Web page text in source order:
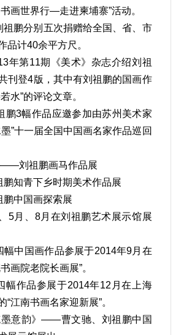
画世界行—走进柬埔寨”活动。
祖鹏分别五次捐赠给全国、省、市
品计40余平方尺。
年第11期《美术》杂志介绍刘祖
刊登4版，其中有刘祖鹏的国画作
水”的评论文章。
鹏3幅作品应邀参加由苏州美术家
”十一届全国中国画名家作品巡回
刘祖鹏画马作品展
知青下乡时期美术作品展
中国画探索展
5月、8月在刘祖鹏艺术展示馆展
幅中国画作品参展于2014年9月在
画院老院长画展”。
幅作品参展于2014年12月在上海
江南书画名家迎新展”。
墨意韵》——曹文驰、刘祖鹏中国